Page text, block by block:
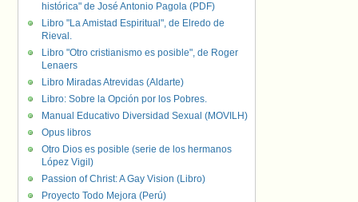
histórica" de José Antonio Pagola (PDF)
Libro "La Amistad Espiritual", de Elredo de
Rieval.
Libro "Otro cristianismo es posible", de Roger
Lenaers
Libro Miradas Atrevidas (Aldarte)
Libro: Sobre la Opción por los Pobres.
Manual Educativo Diversidad Sexual (MOVILH)
Opus libros
Otro Dios es posible (serie de los hermanos
López Vigil)
Passion of Christ: A Gay Vision (Libro)
Proyecto Todo Mejora (Perú)